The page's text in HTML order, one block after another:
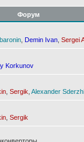
Форум
Demin Ivan Sergei
Korkunov
Sergik Alexander
Sergik